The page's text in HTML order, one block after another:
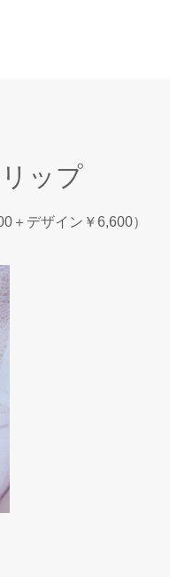
ップ
デザイン￥6,600）